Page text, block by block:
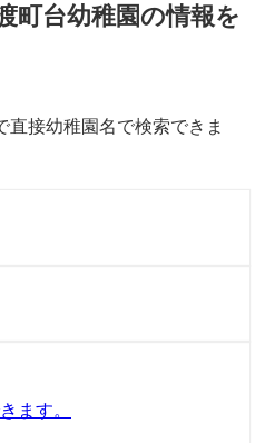
町台幼稚園の情報を
接幼稚園名で検索できま
ます。